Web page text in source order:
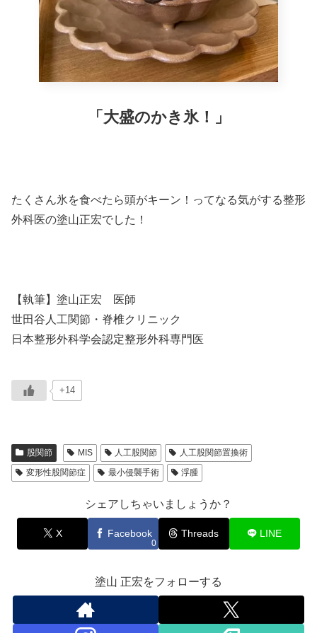
「大盛のかき氷！」
たくさん氷を食べたら頭がキーン！ってなる気がする整形
外科医の塗山正宏でした！
【執筆】塗山正宏 医師
世田谷人工関節・脊椎クリニック
日本整形外科学会認定整形外科専門医
+14
股関節 MIS 人工股関節
人工股関節置換術
変形性股関節症
最小侵襲手術 浮腫
シェアしちゃいましょうか？
X Facebook
0
Threads LINE
塗山 正宏をフォローする